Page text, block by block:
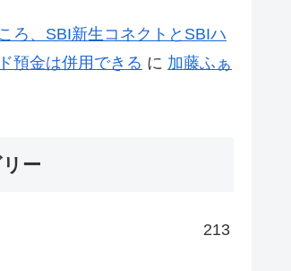
ろ、SBI新生コネクトとSBIハ
預金は併用できる に 加藤ふぁ
ー
213